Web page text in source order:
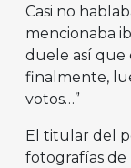
Casi no
mencionaba
duele así que
finalmente,
votos…”
El titular del
fotografías de